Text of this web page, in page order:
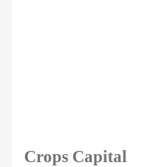
Crops Capital